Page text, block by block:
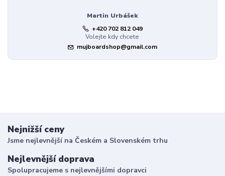
Martin Urbášek
+420 702 812 049
Volejte kdy chcete
mujboardshop@gmail.com
Nejnižší ceny
Jsme nejlevnější na Českém a Slovenském trhu
Nejlevnější doprava
Spolupracujeme s nejlevnějšími dopravci